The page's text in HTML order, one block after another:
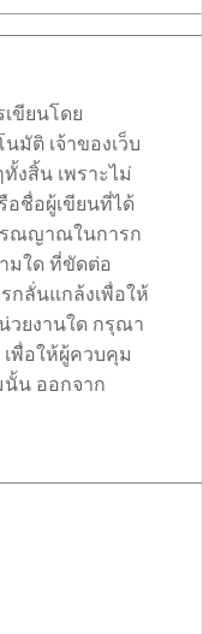
ขียนโดย
มัติ เจ้าของเว็บ
งสิ้น เพราะไม่
อชื่อผู้เขียนที่ได้
รณญาณในการก
มใด ที่ขัดต่อ
กลั่นแกล้งเพื่อให้
วยงานใด กรุณา
เพื่อให้ผู้ควบคุม
น ออกจาก